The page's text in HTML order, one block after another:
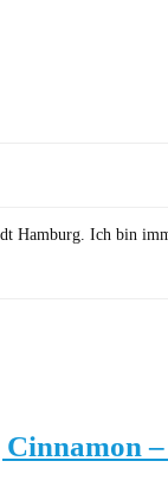
Hamburg. Ich bin